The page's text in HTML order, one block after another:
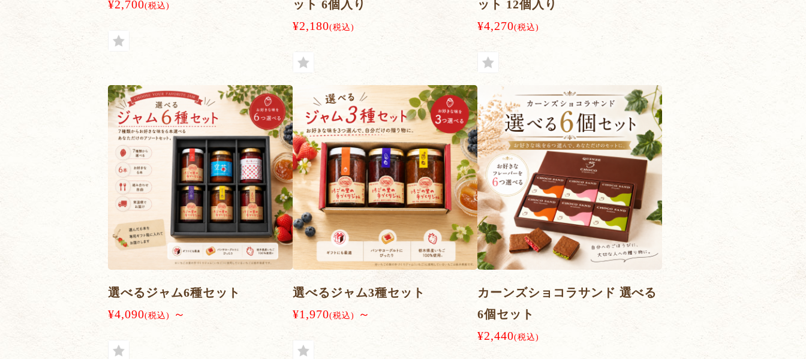
¥2,700(税込)
ット 6個入り
¥2,180(税込)
ット 12個入り
¥4,270(税込)
選べるジャム6種セット
¥4,090(税込) ～
選べるジャム3種セット
¥1,970(税込) ～
カーンズショコラサンド 選べる
6個セット
¥2,440(税込)